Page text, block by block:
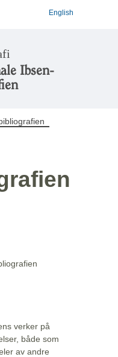
English
Ibsen-
verker på
både som
av andre